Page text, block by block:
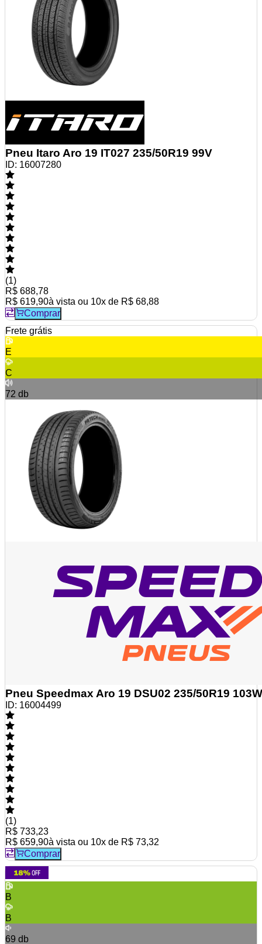
Pneu Itaro Aro 19 IT027 235/50R19 99V
ID: 16007280
(1)
R$ 688,78
R$ 619,90à vista ou 10x de R$ 68,88
Comprar
Frete grátis
E
C
72 db
Pneu Speedmax Aro 19 DSU02 235/50R19 103W
ID: 16004499
(1)
R$ 733,23
R$ 659,90à vista ou 10x de R$ 73,32
Comprar
B
B
69 db